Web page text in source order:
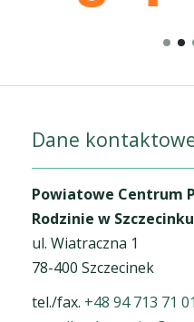
Dane
Powiatowe Centrum
Rodzinie w Szczecinku
ul. Wiatraczna 1
78-400 Szczecinek
tel./fax. +48 94 713 71 01